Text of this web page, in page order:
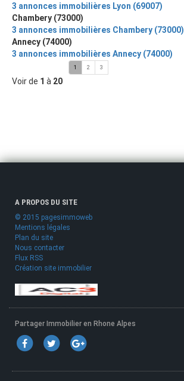
3 annonces immobilières Lyon (69007)
Chambery (73000)
3 annonces immobilières Chambery (73000)
Annecy (74000)
3 annonces immobilières Annecy (74000)
Voir de 1 à 20
1 2 3
A PROPOS DU SITE
© 2015 pagesimmoweb
Mentions légales
Plan du site
Nous contacter
Flux RSS
Création site immobilier
Partager Immobilier en Rhone Alpes